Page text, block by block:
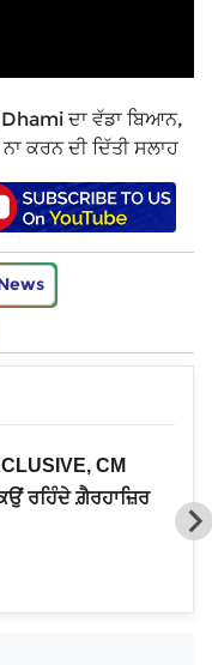
ਦਾ ਵੱਡਾ ਬਿਆਨ,
ਕਰਨ ਦੀ ਦਿੱਤੀ ਸਲਾਹ
CM
ਰਹਿੰਦੇ ਗ਼ੈਰਹਾਜ਼ਿਰ